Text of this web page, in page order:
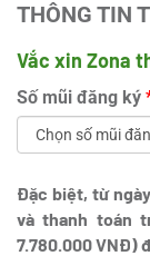
THÔNG TIN
Vắc xin Zona
Số mũi đăng ký
Đặc biệt, từ
và thanh toán
7.780.000 VNĐ)